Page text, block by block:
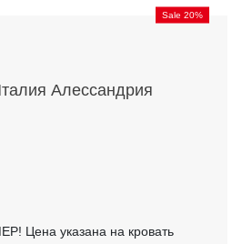
Sale 20%
Алессандрия
Цена указана на кровать